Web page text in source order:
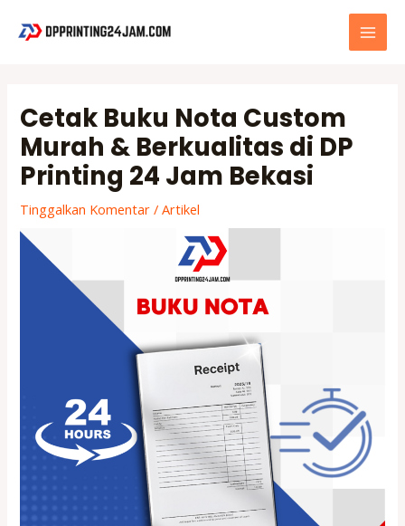
Cetak Buku Nota Custom
Murah & Berkualitas di DP
Printing 24 Jam Bekasi
Tinggalkan Komentar /Artikel